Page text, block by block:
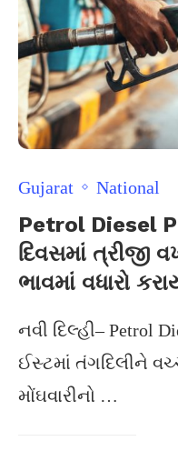
Gujarat National
Petrol Diesel
દિવસમાં ત્રીજી
ભાવમાં વધારો
નવી દિલ્હી– Petrol
ઈસ્ટમાં તંગદિલીને
મોંઘવારીનો …